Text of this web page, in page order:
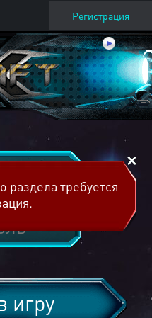
Регистрация
игру
раздела требуется